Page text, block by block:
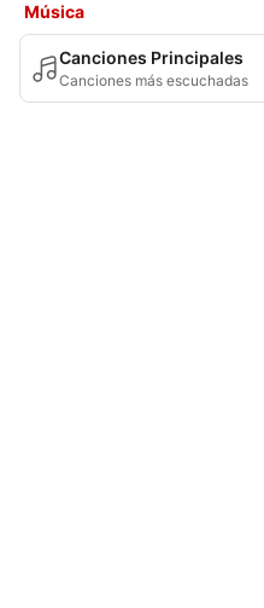
Música
Canciones Principales
Canciones más escuchadas